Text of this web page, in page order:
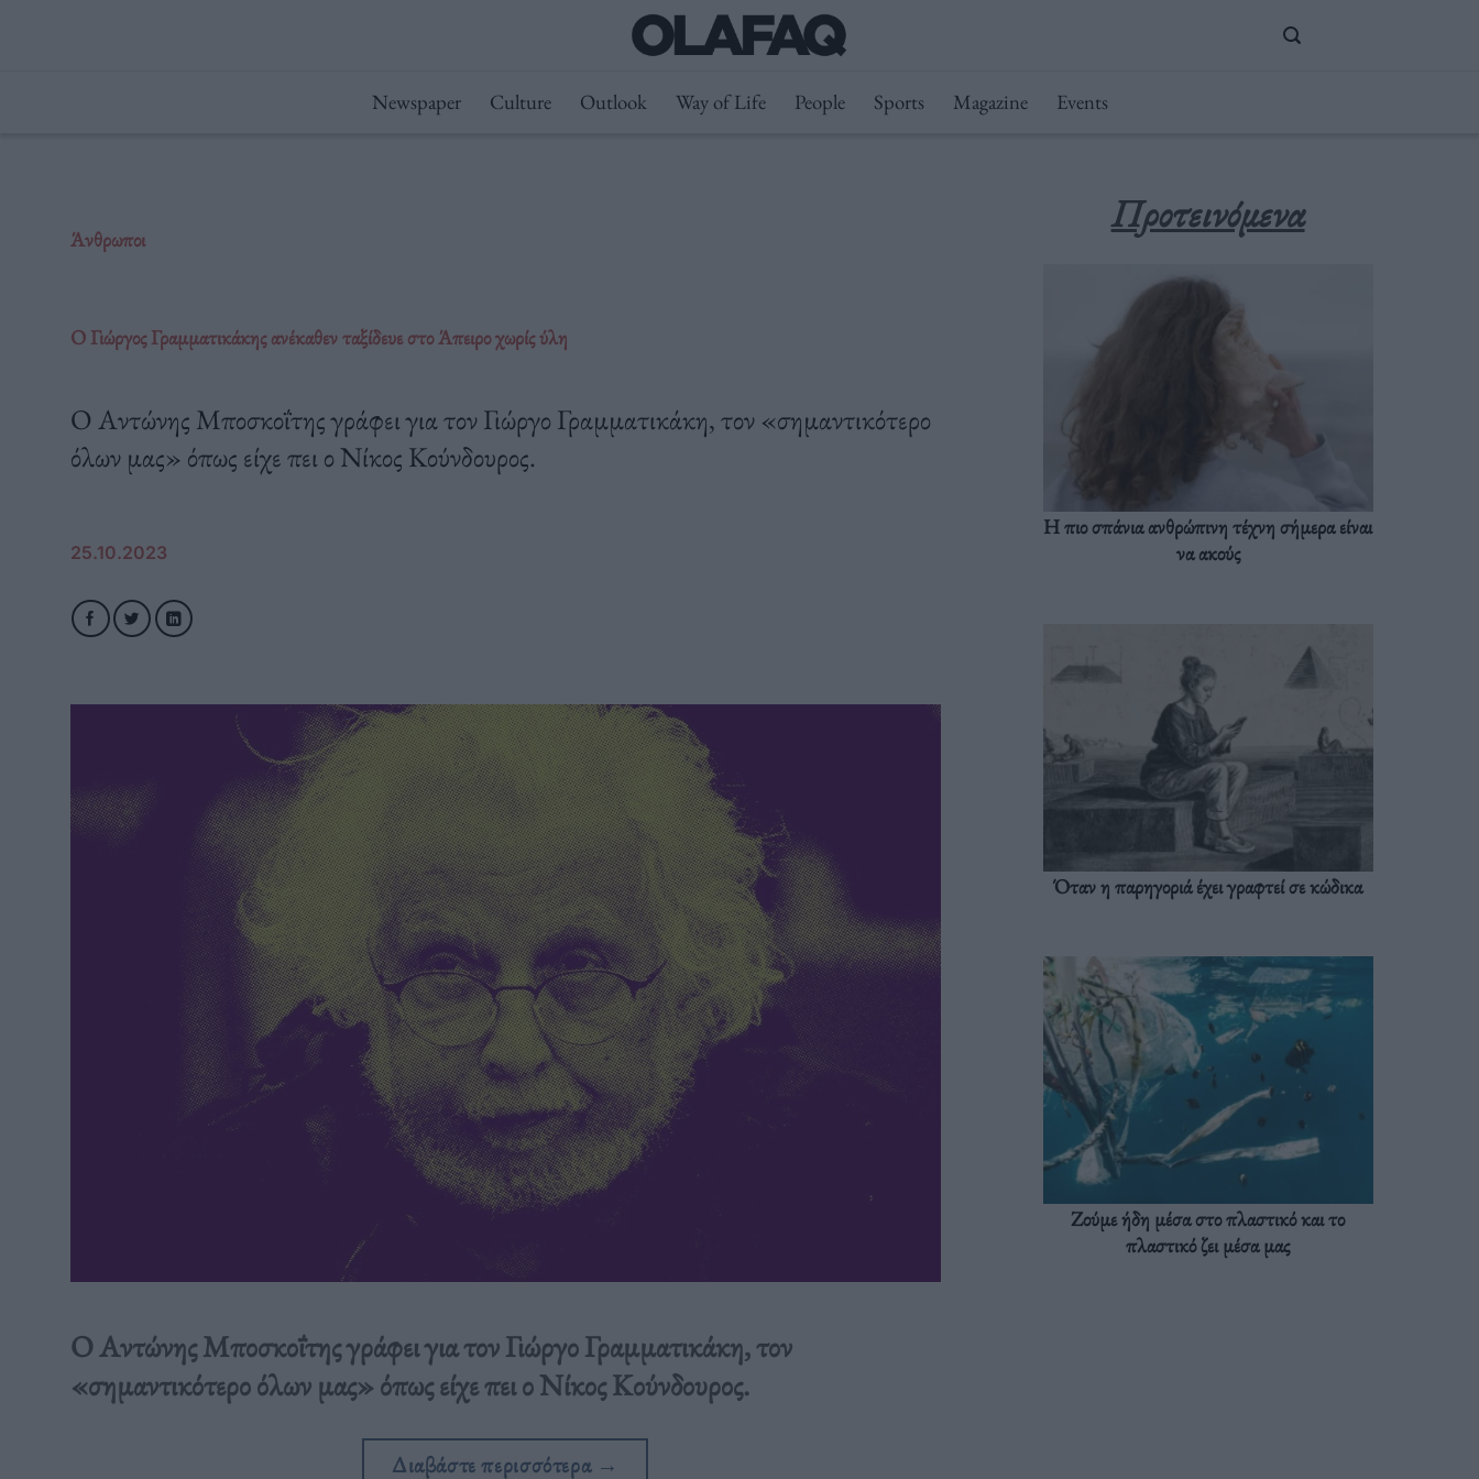
Newspaper Culture Outlook Way of Life People Sports Magazine Events
Άνθρωποι
Ο Γιώργος Γραμματικάκης ανέκαθεν ταξίδευε στο Άπειρο χωρίς ύλη
Ο Αντώνης Μποσκοΐτης γράφει για τον Γιώργο Γραμματικάκη, τον «σημαντικότερο
όλων μας» όπως είχε πει ο Νίκος Κούνδουρος.
25.10.2023
Ο Αντώνης Μποσκοΐτης γράφει για τον Γιώργο Γραμματικάκη, τον
«σημαντικότερο όλων μας» όπως είχε πει ο Νίκος Κούνδουρος.
Διαβάστε περισσότερα →
Προτεινόμενα
Η πιο σπάνια ανθρώπινη τέχνη σήμερα είναι
να ακούς
Όταν η παρηγοριά έχει γραφτεί σε κώδικα
Ζούμε ήδη μέσα στο πλαστικό και το
πλαστικό ζει μέσα μας